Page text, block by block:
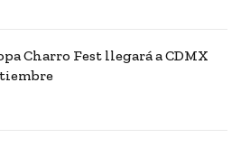
Charro Fest llegará a CDMX